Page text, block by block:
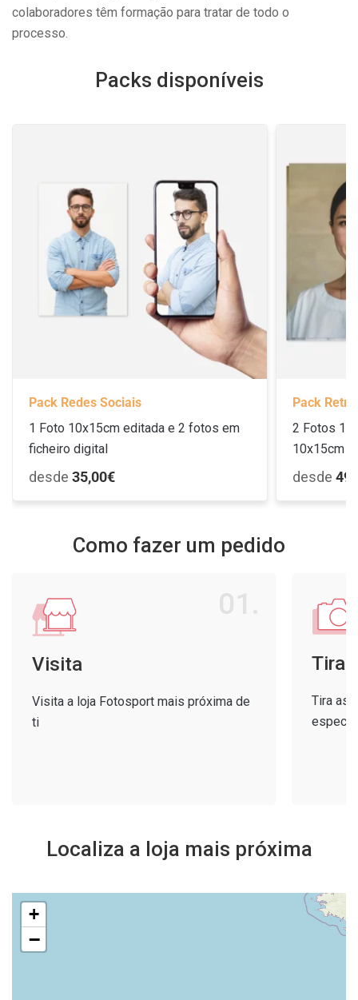
colaboradores têm formação para tratar de todo o
processo.
Packs disponíveis
Pack Redes Sociais
1 Foto 10x15cm editada e 2 fotos em
ficheiro digital
desde 35,00€
Pack
2 Fotos
10x15cm
desde
Como fazer um pedido
Visita
Visita a loja Fotosport mais próxima de
ti
Tira
Tira as
Localiza a loja mais próxima
+
−